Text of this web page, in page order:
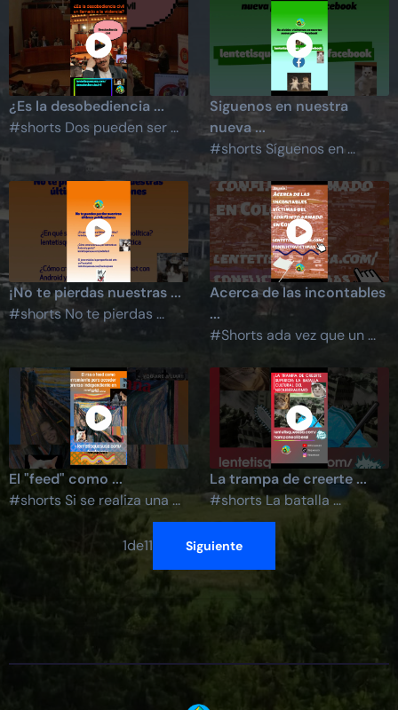
¿Es la desobediencia ...
#shorts Dos pueden ser ...
Siguenos en nuestra
nueva ...
#shorts Síguenos en ...
¡No te pierdas nuestras ...
#shorts No te pierdas ...
Acerca de las incontables
...
#Shorts ada vez que un ...
El "feed" como ...
#shorts Si se realiza una ...
La trampa de creerte ...
#shorts La batalla ...
1de11 Siguiente